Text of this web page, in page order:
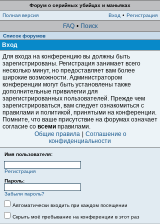
Форум о серийных убийцах и маньяках
Полная версия
Вход • Регистрация
FAQ • Поиск
Список форумов
Вход
Для входа на конференцию вы должны быть
зарегистрированы. Регистрация занимает всего
несколько минут, но предоставляет вам более
широкие возможности. Администратором
конференции могут быть установлены также
дополнительные привилегии для
зарегистрированных пользователей. Прежде чем
зарегистрироваться, вам следует ознакомиться с
правилами и политикой, принятыми на конференции.
Помните, что ваше присутствие на форумах означает
согласие со всеми правилами.
Общие правила
Соглашение о
конфиденциальности
Имя пользователя:
Регистрация
Пароль:
Забыли пароль?
Автоматически входить при каждом посещении
Скрыть моё пребывание на конференции в этот раз